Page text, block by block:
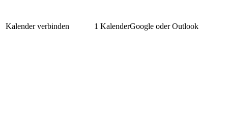
Kalender verbinden 1 KalenderGoogle oder Outlook